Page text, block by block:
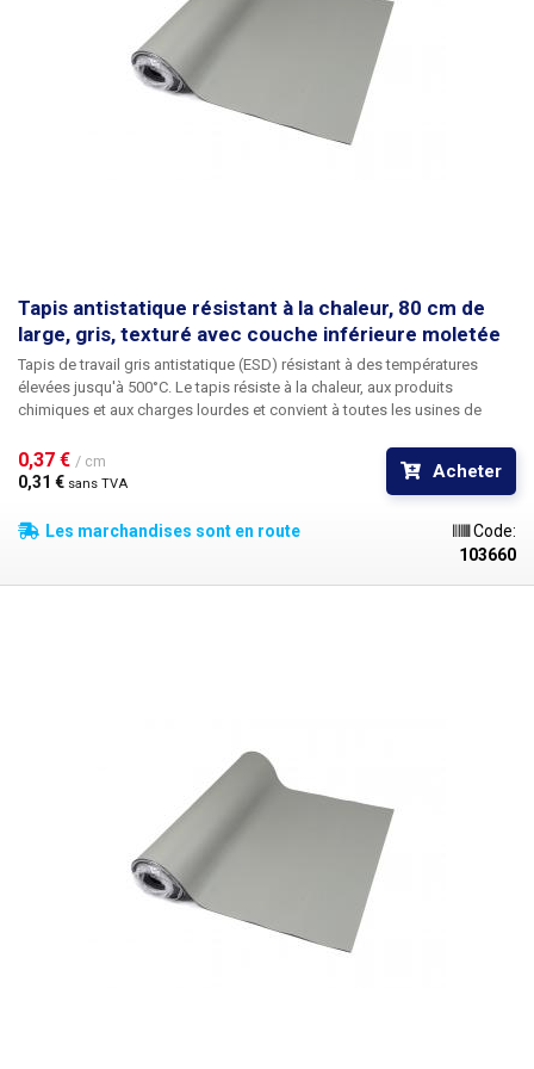
coupante avec une vis en forme de crocodile.
disponibles en largeurs : 60, 80, 100 et 120cm.
Tapis antistatique résistant à la chaleur, 80 cm de
large, gris, texturé avec couche inférieure moletée
Tapis de travail gris antistatique (ESD) résistant à des températures
élevées jusqu'à 500°C. Le tapis résiste à la chaleur, aux produits
chimiques et aux charges lourdes et convient à toutes les usines de
professionnels et de loisirs.
Le tapis ESD sert principalement de
protection antistatique pour éviter d'endommager les composants
électroniques sensibles aux ESD lors de la manipulation d'appareils
électroniques.En outre, le tapis protège l'établi contre l'usure, les chocs
composant posé ou que le corps humain, et présente une excellente
tampon peut être commandé en longueur minimale de 10cm ou en
multiples de cette longueur (10,20,30,40cm...).
simplement mis à la terre à l'aide d'une broche de mise à la terre auto-
coupante avec une vis en forme de crocodile.
disponibles en largeurs : 60, 80, 100 et 120cm.
0,37 € / cm
0,31 € sans TVA
Acheter
Les marchandises sont en route
Code:
103660